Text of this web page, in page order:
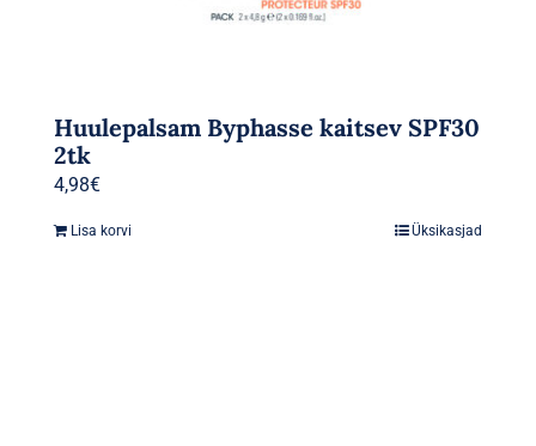
Huulepalsam Byphasse kaitsev SPF30
2tk
4,98€
Lisa korvi Üksikasjad